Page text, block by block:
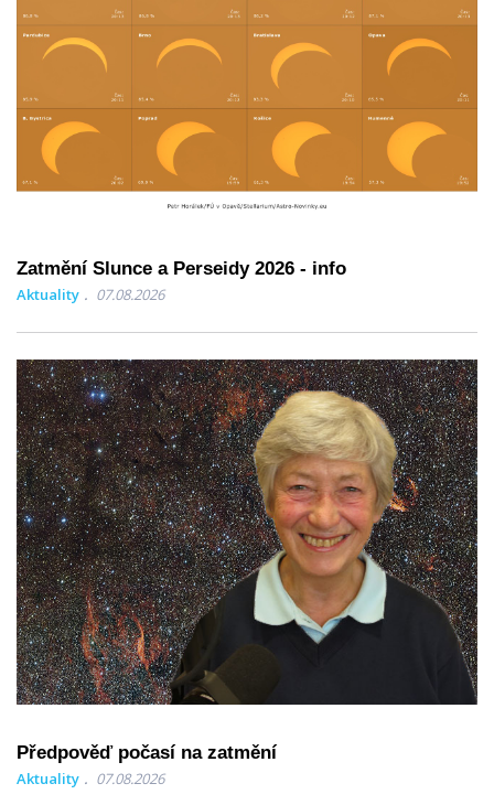
Zatmění Slunce a Perseidy 2026 - info
Aktuality 07.08.2026
Předpověď počasí na zatmění
Aktuality 07.08.2026